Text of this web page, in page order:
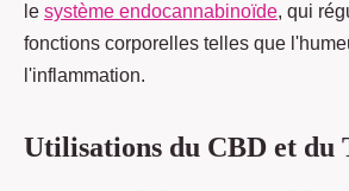
le système endocannabinoïde, qui
fonctions corporelles telles que
l'inflammation.
Utilisations du CBD et du